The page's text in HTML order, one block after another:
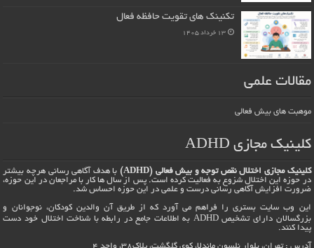
تکنینک های تقویت حافظه فعال
13 خرداد 1405
مقالات علمی
موهبت های بیش فعالی
کلینیک مجازی ADHD
کلینیک مجازی اختلال نقص توجه و بیش فعالی (ADHD)
با هدف آگاهی رسانی هرچه بیشتر
در حوزه این اختلال شزوع به فعالیت کرده است. پس از سال ها کار با مراجعان در این حوزه،
ضرورت افزایش آگاهی رسانی درست و علمی در این حوزه احساس شد.
این وب سایت بستری را فراهم می آورد که از طریق آن والدین کودکان، نوجوانان و
بزرگسالان دارای تشخیص ADHD به اطلاعات جامع در رابطه با شناخت اختلال خود دست
پیدا کنند.